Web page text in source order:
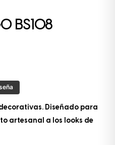
BS108
Diseñado para
artesanal a los looks de